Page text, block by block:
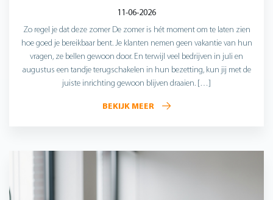
11-06-2026
Zo regel je dat deze zomer De zomer is hét moment om te laten zien
hoe goed je bereikbaar bent. Je klanten nemen geen vakantie van hun
vragen, ze bellen gewoon door. En terwijl veel bedrijven in juli en
augustus een tandje terugschakelen in hun bezetting, kun jij met de
juiste inrichting gewoon blijven draaien. […]
BEKIJK MEER